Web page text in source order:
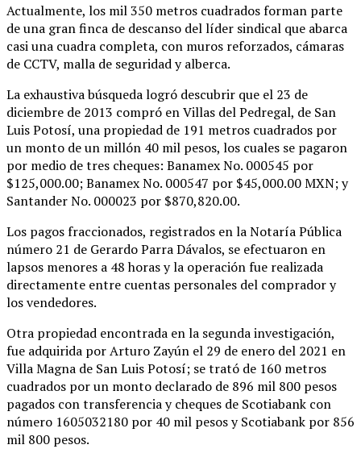
Actualmente, los mil 350 metros cuadrados forman parte
de una gran finca de descanso del líder sindical que abarca
casi una cuadra completa, con muros reforzados, cámaras
de CCTV, malla de seguridad y alberca.
La exhaustiva búsqueda logró descubrir que el 23 de
diciembre de 2013 compró en Villas del Pedregal, de San
Luis Potosí, una propiedad de 191 metros cuadrados por
un monto de un millón 40 mil pesos, los cuales se pagaron
por medio de tres cheques: Banamex No. 000545 por
$125,000.00; Banamex No. 000547 por $45,000.00 MXN; y
Santander No. 000023 por $870,820.00.
Los pagos fraccionados, registrados en la Notaría Pública
número 21 de Gerardo Parra Dávalos, se efectuaron en
lapsos menores a 48 horas y la operación fue realizada
directamente entre cuentas personales del comprador y
los vendedores.
Otra propiedad encontrada en la segunda investigación,
fue adquirida por Arturo Zayún el 29 de enero del 2021 en
Villa Magna de San Luis Potosí; se trató de 160 metros
cuadrados por un monto declarado de 896 mil 800 pesos
pagados con transferencia y cheques de Scotiabank con
número 1605032180 por 40 mil pesos y Scotiabank por 856
mil 800 pesos.